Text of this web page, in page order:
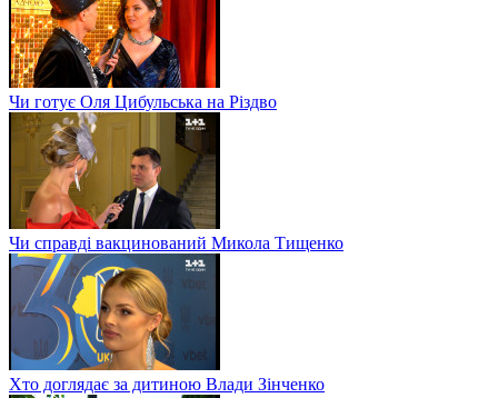
Чи готує Оля Цибульська на Різдво
Чи справді вакцинований Микола Тищенко
Хто доглядає за дитиною Влади Зінченко